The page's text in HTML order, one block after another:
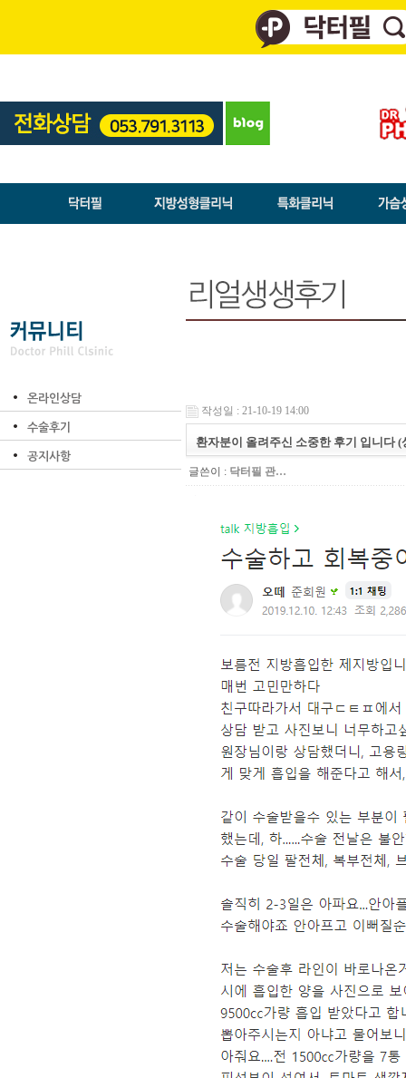
온라인상담
수술후기
공지사항
작성일 : 21-10-19 14:00
환자분이 올려주신 소중한 후기 입니다 (
글쓴이 : 닥터필 관…